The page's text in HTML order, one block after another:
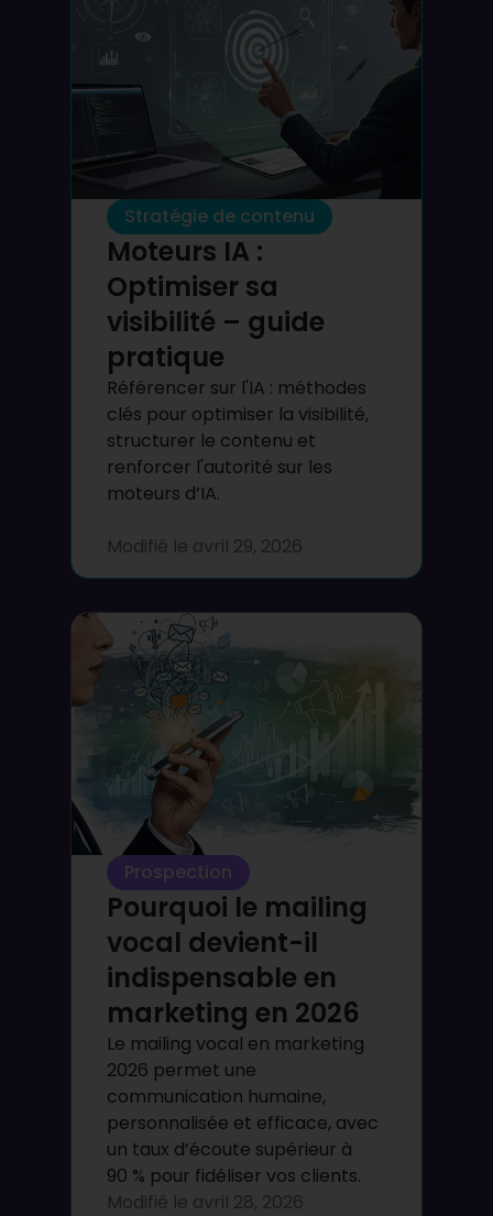
Stratégie de contenu
Moteurs IA :
Optimiser sa
visibilité – guide
pratique
Référencer sur l'IA : méthodes
clés pour optimiser la visibilité,
structurer le contenu et
renforcer l'autorité sur les
moteurs d’IA.
Modifié le avril 29, 2026
Prospection
Pourquoi le mailing
vocal devient-il
indispensable en
marketing en 2026
Le mailing vocal en marketing
2026 permet une
communication humaine,
personnalisée et efficace, avec
un taux d’écoute supérieur à
90 % pour fidéliser vos clients.
Modifié le avril 28, 2026